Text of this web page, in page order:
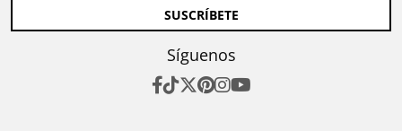
SUSCRÍBETE
Síguenos